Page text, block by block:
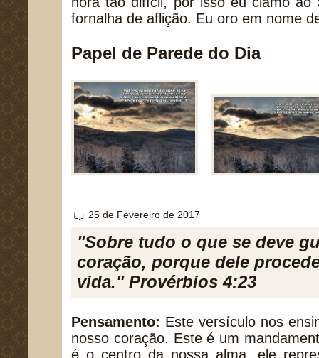
fornalha de aflição. Eu oro em nome
Papel de Parede do Dia
25 de Fevereiro de 2017
"Sobre tudo o que se deve
coração, porque dele
vida." Provérbios 4:23
Pensamento: Este versículo nos
nosso coração. Este é um
é o centro da nossa alma, ele